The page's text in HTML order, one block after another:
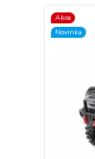
Akce
Novinka